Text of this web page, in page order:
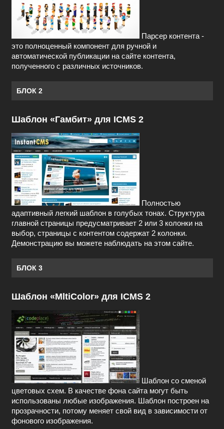
Парсер контента -
это полноценный компонент для ручной и
автоматической публикации на сайте контента,
полученного с различных источников.
БЛОК 2
Шаблон «Гамбит» для ICMS 2
Полностью
адаптивный легкий шаблон в голубых тонах. Структура
главной страницы предусматривает 2 или 3 колонки на
выбор, страницы с контентом содержат 2 колонки.
Демонстрацию вы можете наблюдать на этом сайте.
БЛОК 3
Шаблон «MltiColor» для ICMS 2
Шаблон со сменой
цветовых схем. В качестве фона сайта могут быть
использованы любые изображения. Шаблон построен на
прозрачности, потому меняет свой вид в зависимости от
фонового изображения.